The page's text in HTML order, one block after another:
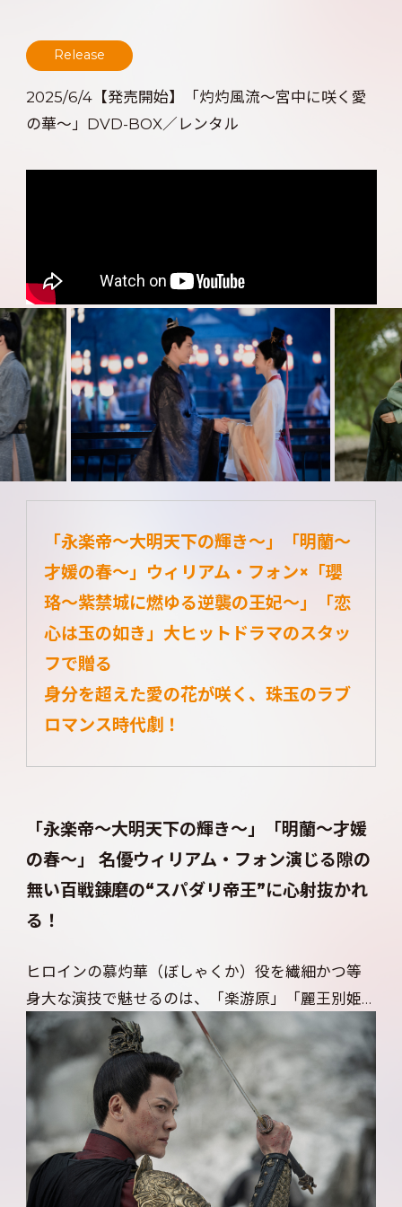
Release
2025/6/4【発売開始】「灼灼風流～宮中に咲く愛
の華～」DVD-BOX／レンタル
「永楽帝～大明天下の輝き～」「明蘭～
才媛の春～」ウィリアム・フォン×「瓔
珞～紫禁城に燃ゆる逆襲の王妃～」「恋
心は玉の如き」大ヒットドラマのスタッ
フで贈る
身分を超えた愛の花が咲く、珠玉のラブ
ロマンス時代劇！
「永楽帝～大明天下の輝き～」「明蘭～才媛
の春～」 名優ウィリアム・フォン演じる隙の
無い百戦錬磨の“スパダリ帝王”に心射抜かれ
る！
ヒロインの慕灼華（ぼしゃくか）役を繊細かつ等
身大な演技で魅せるのは、「楽游原」「麗王別姫
～花散る永遠の愛～」など数々の話題作に出演
し、「グレートウォール」でハリウッド進出も果
たした、ジン・ティエン。そして、明るく志の高い
慕灼華に心惹かれていく、虎と恐れられる百戦錬
磨の定王・劉衍（りゅうえん）役には、名優ウィ
リアム・フォン。「蘭陵王」でアジアのスターとし
ての地位を確立し、「明蘭～才媛の春～」「永楽